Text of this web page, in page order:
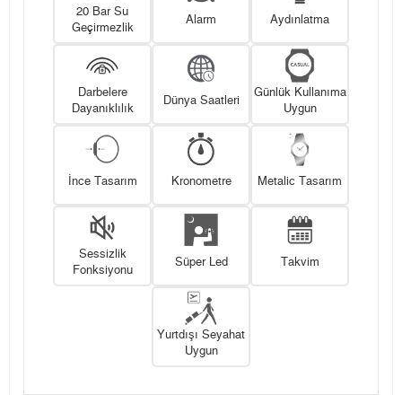
20 Bar Su
Geçirmezlik
Alarm Aydınlatma
Darbelere
Dayanıklılık
Dünya Saatleri
Günlük Kullanıma
Uygun
İnce Tasarım Kronometre Metalic Tasarım
Sessizlik
Fonksiyonu
Süper Led Takvim
Yurtdışı Seyahat
Uygun